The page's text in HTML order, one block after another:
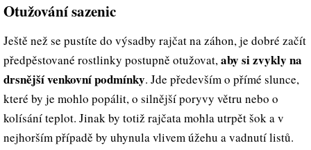
Otužování sazenic
Ještě než se pustíte do výsadby rajčat na záhon, je dobré začít
předpěstované rostlinky postupně otužovat,aby si zvykly na
drsnější venkovní podmínky. Jde především o přímé slunce,
které by je mohlo popálit, o silnější poryvy větru nebo o
kolísání teplot. Jinak by totiž rajčata mohla utrpět šok a v
nejhorším případě by uhynula vlivem úžehu a vadnutí listů.